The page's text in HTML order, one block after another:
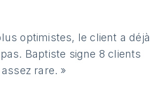
optimistes, le client a déjà
Baptiste signe 8 clients
rare. »